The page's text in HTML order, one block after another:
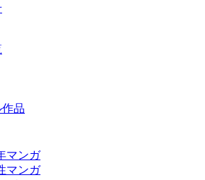
品
マンガ
マンガ